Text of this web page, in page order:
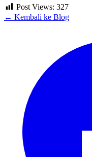
Post Views: 327
← Kembali ke Blog